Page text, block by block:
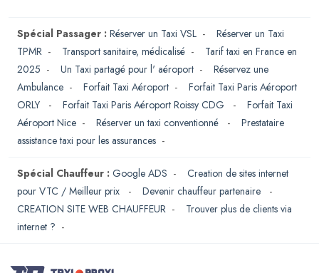
Spécial Passager : Réserver un Taxi VSL - Réserver un Taxi
TPMR - Transport sanitaire, médicalisé - Tarif taxi en France en
2025 - Un Taxi partagé pour l' aéroport - Réservez une
Ambulance - Forfait Taxi Aéroport - Forfait Taxi Paris Aéroport
ORLY
- Forfait Taxi Paris Aéroport Roissy CDG - Forfait Taxi
Aéroport Nice - Réserver un taxi conventionné - Prestataire
assistance taxi pour les assurances -
Spécial Chauffeur : Google ADS - Creation de sites internet
pour VTC / Meilleur prix
- Devenir chauffeur partenaire
-
CREATION SITE WEB CHAUFFEUR - Trouver plus de clients via
internet ? -